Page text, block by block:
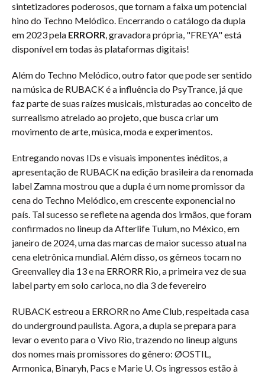
sintetizadores poderosos, que tornam a faixa um potencial
hino do Techno Melódico. Encerrando o catálogo da dupla
em 2023 pela ERRORR, gravadora própria, "FREYA" está
disponível em todas às plataformas digitais!
Além do Techno Melódico, outro fator que pode ser sentido
na música de RUBACK é a influência do PsyTrance, já que
faz parte de suas raízes musicais, misturadas ao conceito de
surrealismo atrelado ao projeto, que busca criar um
movimento de arte, música, moda e experimentos.
Entregando novas IDs e visuais imponentes inéditos, a
apresentação de RUBACK na edição brasileira da renomada
label Zamna mostrou que a dupla é um nome promissor da
cena do Techno Melódico, em crescente exponencial no
país. Tal sucesso se reflete na agenda dos irmãos, que foram
confirmados no lineup da Afterlife Tulum, no México, em
janeiro de 2024, uma das marcas de maior sucesso atual na
cena eletrônica mundial. Além disso, os gêmeos tocam no
Greenvalley dia 13 e na ERRORR Rio, a primeira vez de sua
label party em solo carioca, no dia 3 de fevereiro
RUBACK estreou a ERRORR no Ame Club, respeitada casa
do underground paulista. Agora, a dupla se prepara para
levar o evento para o Vivo Rio, trazendo no lineup alguns
dos nomes mais promissores do gênero: ØOSTIL,
Armonica, Binaryh, Pacs e Marie U. Os ingressos estão à